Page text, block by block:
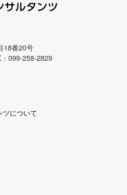
18番20号
099-258-2829
ツについて